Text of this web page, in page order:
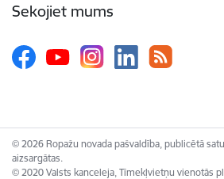
Sekojiet mums
© 2026 Ropažu novada pašvaldība, publicētā
aizsargātas.
© 2020 Valsts kanceleja, Tīmekļvietņu vienotās